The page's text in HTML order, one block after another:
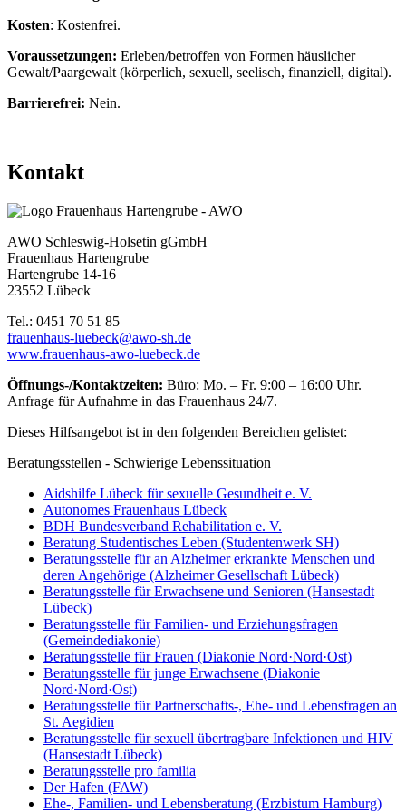
Kosten: Kostenfrei.
Voraussetzungen: Erleben/betroffen von Formen häuslicher
Gewalt/Paargewalt (körperlich, sexuell, seelisch, finanziell, digital).
Barrierefrei: Nein.
Kontakt
AWO Schleswig-Holsetin gGmbH
Frauenhaus Hartengrube
Hartengrube 14-16
23552 Lübeck
Tel.: 0451 70 51 85
frauenhaus-luebeck@awo-sh.de
www.frauenhaus-awo-luebeck.de
Öffnungs-/Kontaktzeiten: Büro: Mo. – Fr. 9:00 – 16:00 Uhr.
Anfrage für Aufnahme in das Frauenhaus 24/7.
Dieses Hilfsangebot ist in den folgenden Bereichen gelistet:
Beratungsstellen - Schwierige Lebenssituation
Aidshilfe Lübeck für sexuelle Gesundheit e. V.
Autonomes Frauenhaus Lübeck
BDH Bundesverband Rehabilitation e. V.
Beratung Studentisches Leben (Studentenwerk SH)
Beratungsstelle für an Alzheimer erkrankte Menschen und
deren Angehörige (Alzheimer Gesellschaft Lübeck)
Beratungsstelle für Erwachsene und Senioren (Hansestadt
Lübeck)
Beratungsstelle für Familien- und Erziehungsfragen
(Gemeindediakonie)
Beratungsstelle für Frauen (Diakonie Nord·Nord·Ost)
Beratungsstelle für junge Erwachsene (Diakonie
Nord·Nord·Ost)
Beratungsstelle für Partnerschafts-, Ehe- und Lebensfragen an
St. Aegidien
Beratungsstelle für sexuell übertragbare Infektionen und HIV
(Hansestadt Lübeck)
Beratungsstelle pro familia
Der Hafen (FAW)
Ehe-, Familien- und Lebensberatung (Erzbistum Hamburg)